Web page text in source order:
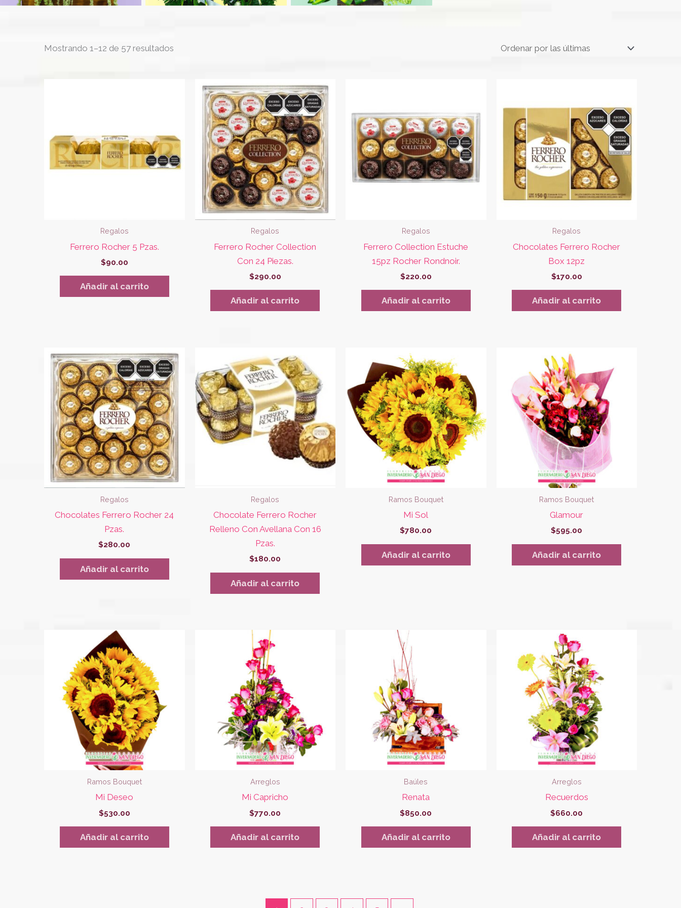
Mostrando 1–12 de 57 resultados
Regalos
Ferrero Rocher 5 Pzas.
$90.00
Añadir al carrito
Regalos
Ferrero Rocher Collection
Con 24 Piezas.
$290.00
Añadir al carrito
Regalos
Ferrero Collection Estuche
15pz Rocher Rondnoir.
$220.00
Añadir al carrito
Regalos
Chocolates Ferrero Rocher
Box 12pz
$170.00
Añadir al carrito
Regalos
Chocolates Ferrero Rocher 24
Pzas.
$280.00
Añadir al carrito
Regalos
Chocolate Ferrero Rocher
Relleno Con Avellana Con 16
Pzas.
$180.00
Añadir al carrito
Ramos Bouquet
Mi Sol
$780.00
Añadir al carrito
Ramos Bouquet
Glamour
$595.00
Añadir al carrito
Ramos Bouquet
Mi Deseo
$530.00
Añadir al carrito
Arreglos
Mi Capricho
$770.00
Añadir al carrito
Baúles
Renata
$850.00
Añadir al carrito
Arreglos
Recuerdos
$660.00
Añadir al carrito